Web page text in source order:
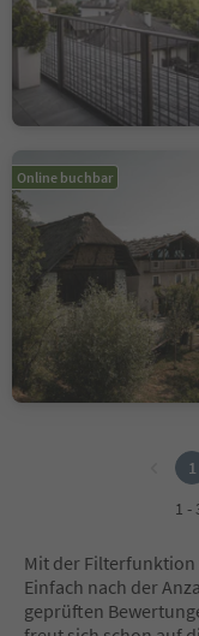
Online buchbar
1
1 -
Mit der
Einfach nach der
geprüften